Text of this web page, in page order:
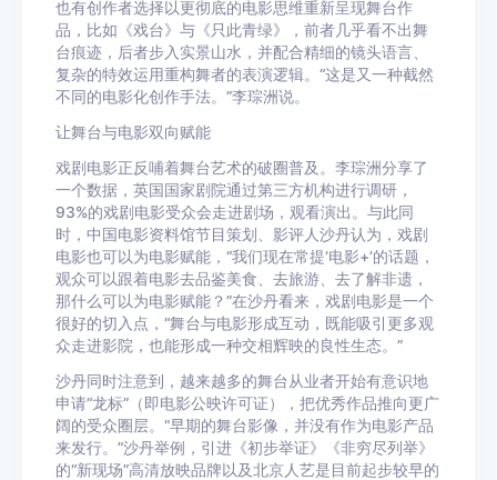
也有创作者选择以更彻底的电影思维重新呈现舞台作
品，比如《戏台》与《只此青绿》，前者几乎看不出舞
台痕迹，后者步入实景山水，并配合精细的镜头语言、
复杂的特效运用重构舞者的表演逻辑。“这是又一种截然
不同的电影化创作手法。”李琮洲说。
让舞台与电影双向赋能
戏剧电影正反哺着舞台艺术的破圈普及。李琮洲分享了
一个数据，英国国家剧院通过第三方机构进行调研，
93%的戏剧电影受众会走进剧场，观看演出。与此同
时，中国电影资料馆节目策划、影评人沙丹认为，戏剧
电影也可以为电影赋能，“我们现在常提‘电影+’的话题，
观众可以跟着电影去品鉴美食、去旅游、去了解非遗，
那什么可以为电影赋能？”在沙丹看来，戏剧电影是一个
很好的切入点，“舞台与电影形成互动，既能吸引更多观
众走进影院，也能形成一种交相辉映的良性生态。”
沙丹同时注意到，越来越多的舞台从业者开始有意识地
申请“龙标”（即电影公映许可证），把优秀作品推向更广
阔的受众圈层。“早期的舞台影像，并没有作为电影产品
来发行。”沙丹举例，引进《初步举证》《非穷尽列举》
的“新现场”高清放映品牌以及北京人艺是目前起步较早的